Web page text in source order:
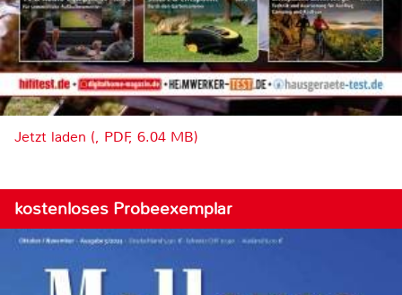
Jetzt laden (, PDF, 6.04 MB)
kostenloses Probeexemplar